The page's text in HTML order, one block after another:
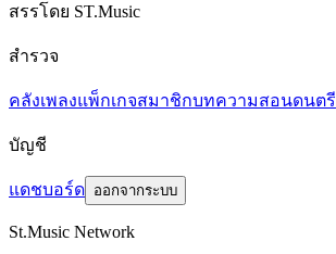
สรรโดย ST.Music
สำรวจ
คลังเพลงแพ็กเกจสมาชิกบทความสอนดนตรี
บัญชี
แดชบอร์ด ออกจากระบบ
St.Music Network